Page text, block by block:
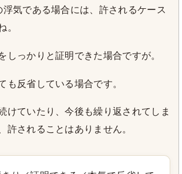
浮気である場合には、許されるケース
。
しっかりと証明できた場合ですが。
も反省している場合です。
けていたり、今後も繰り返されてしま
許されることはありません。